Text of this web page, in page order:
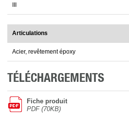
Articulations
Acier, revêtement époxy
TÉLÉCHARGEMENTS
Fiche produit
PDF (70KB)